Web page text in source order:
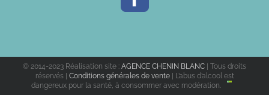
© 2014-2023 Réalisation site : AGENCE CHENIN BLANC | Tous droits
réservés | Conditions générales de vente| L’abus d’alcool est
dangereux pour la santé, à consommer avec modération.